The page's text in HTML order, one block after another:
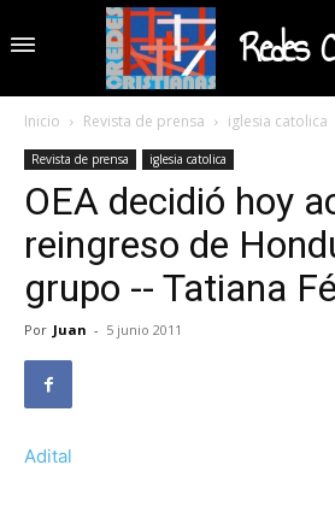
Redes
Inicio Revista de prensa iglesia catolica
Revista de prensa iglesia catolica
OEA decidió hoy
reingreso de
grupo -- Tatiana
Por Juan - 5 junio 2011
Adital